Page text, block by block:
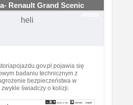
Renault Grand Scenic
heli
pojawia się
badaniu technicznym z
bezpieczeństwa w
świadczy o kolizji.